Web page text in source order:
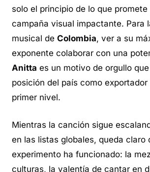
solo el principio de lo que promete
campaña visual impactante. Para
musical de Colombia, ver a su
exponente colaborar con una
Anitta es un motivo de orgullo
posición del país como
primer nivel.
Mientras la canción sigue
en las listas globales, queda claro
experimento ha funcionado: la
culturas, la valentía de cantar en